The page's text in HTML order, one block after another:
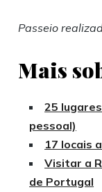
Passeio
Mais
25
pessoal)
17 locais
Visitar a
de Portugal